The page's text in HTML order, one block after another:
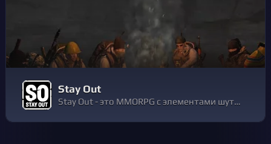
Stay Out
Stay Out - это MMORPG с элементами шутера, в основу которого лег дух сталкерства - исследования таинственных, забытых и заброшенных человечеством, участков планеты.